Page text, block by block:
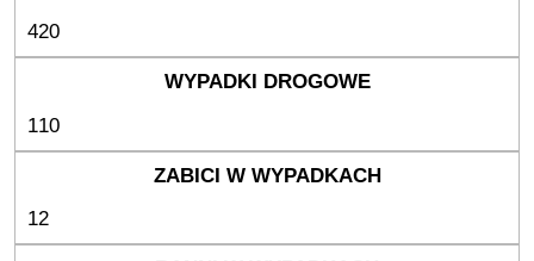
420
110
12